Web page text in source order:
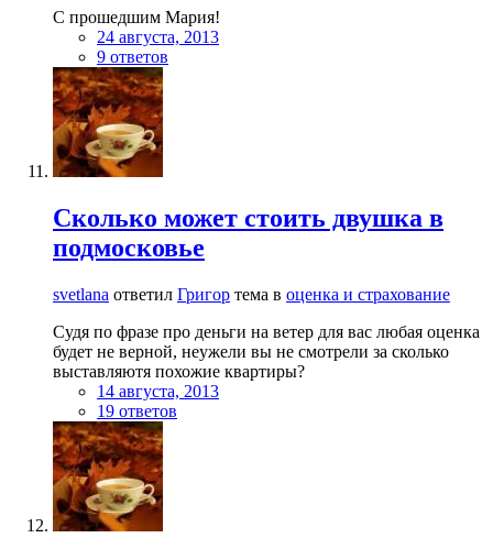
С прошедшим Мария!
24 августа, 2013
9 ответов
Сколько может стоить двушка в
подмосковье
svetlana ответил Григор тема в оценка и страхование
Судя по фразе про деньги на ветер для вас любая оценка
будет не верной, неужели вы не смотрели за сколько
выставляютя похожие квартиры?
14 августа, 2013
19 ответов